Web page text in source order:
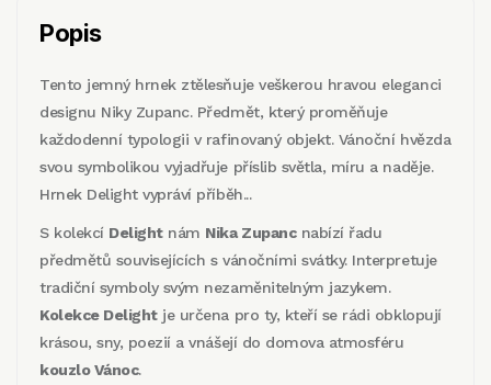
Popis
Tento jemný hrnek ztělesňuje veškerou hravou eleganci
designu Niky Zupanc. Předmět, který proměňuje
každodenní typologii v rafinovaný objekt. Vánoční hvězda
svou symbolikou vyjadřuje příslib světla, míru a naděje.
Hrnek Delight vypráví příběh...
S kolekcí Delightnám Nika Zupancnabízí řadu
předmětů souvisejících s vánočními svátky. Interpretuje
tradiční symboly svým nezaměnitelným jazykem.
Kolekce Delightje určena pro ty, kteří se rádi obklopují
krásou, sny, poezií a vnášejí do domova atmosféru
kouzlo Vánoc.